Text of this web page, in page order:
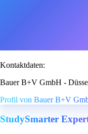
Kontaktdaten:
Bauer B+V GmbH -
Profil von Bauer B+V
StudySmarter